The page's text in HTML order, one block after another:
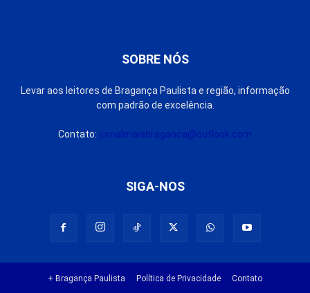
SOBRE NÓS
Levar aos leitores de Bragança Paulista e região, informação
com padrão de excelência.
Contato: jornalmaisbraganca@outlook.com
SIGA-NOS
+ Bragança Paulista Política de Privacidade Contato